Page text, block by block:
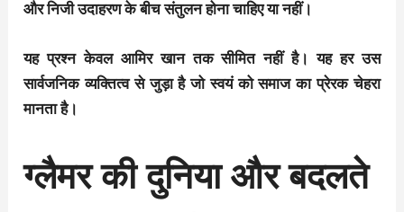
और निजी उदाहरण के बीच संतुलन होना चाहिए या नहीं।
यह प्रश्न केवल आमिर खान तक सीमित नहीं है। यह हर उस
सार्वजनिक व्यक्तित्व से जुड़ा है जो स्वयं को समाज का प्रेरक चेहरा
मानता है।
ग्लैमर की दुनिया और बदलते